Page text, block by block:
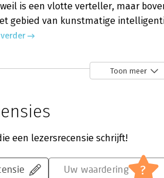
is een vlotte verteller, maar
gebied van kunstmatige
Toon meer
een lezersrecensie schrijft!
Uw waardering ?